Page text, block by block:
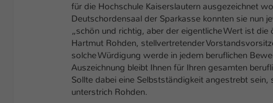
für die Hochschule Kaiserslautern ausgezeichnet
Deutschordensaal der Sparkasse konnten sie nun
„schön und richtig, aber der eigentliche Wert ist
Hartmut Rohden, stellvertretender
solche Würdigung werde in jedem beruflichen
Auszeichnung bleibt Ihnen für Ihren gesamten
Sollte dabei eine Selbstständigkeit angestrebt
unterstrich Rohden.